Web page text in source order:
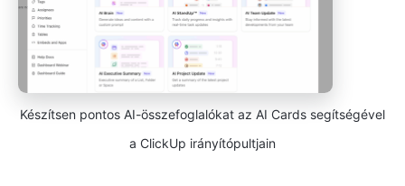
Készítsen pontos AI-összefoglalókat az AI Cards segítségével
a ClickUp irányítópultjain